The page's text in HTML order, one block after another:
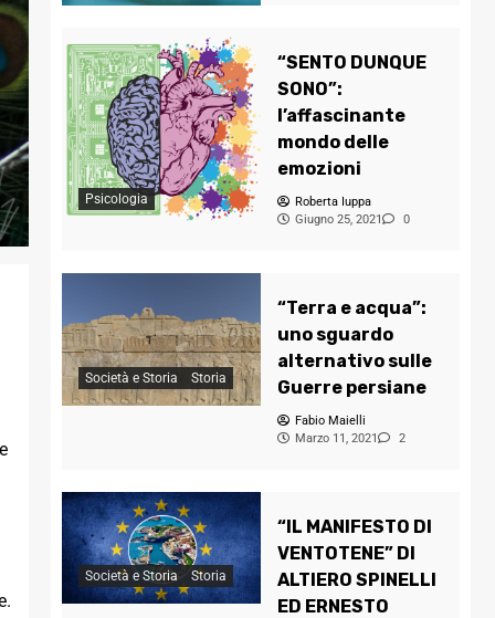
Psicologia
“SENTO DUNQUE
SONO”:
l’affascinante
mondo delle
emozioni
Roberta Iuppa
Giugno 25, 2021
0
Società e Storia Storia
“Terra e acqua”:
uno sguardo
alternativo sulle
Guerre persiane
Fabio Maielli
Marzo 11, 2021
2
Società e Storia Storia
“IL MANIFESTO DI
VENTOTENE” DI
ALTIERO SPINELLI
ED ERNESTO